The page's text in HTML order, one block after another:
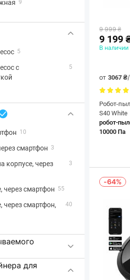
9
5
с
5
10
смартфон 3
корпусе, через
3
через смартфон 55
через смартфон,
40
для
9 999 ₴
9 199
В наличии
от 3067 ₴
Робот-
S40 White
робот-
10000 Па
-64%